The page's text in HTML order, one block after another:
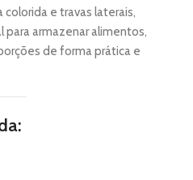
e travas laterais,
para armazenar alimentos,
de forma prática e